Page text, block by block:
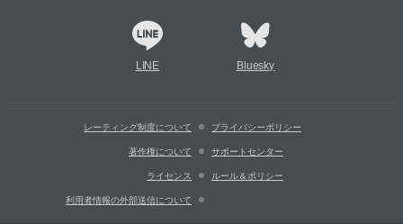
LINE Bluesky
レーティング制度について プライバシーポリシー
著作権について サポートセンター
ライセンス ルール＆ポリシー
利用者情報の外部送信について